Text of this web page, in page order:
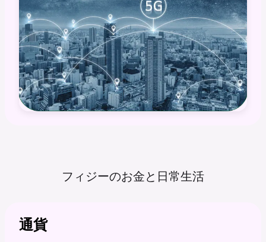
フィジーのお金と日常生活
通貨